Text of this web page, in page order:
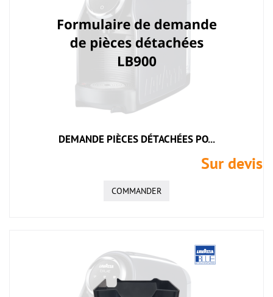
DEMANDE PIÈCES DÉTACHÉES PO...
Sur devis
COMMANDER